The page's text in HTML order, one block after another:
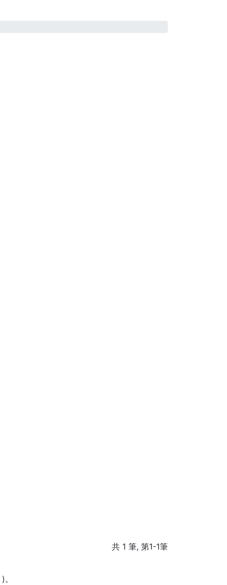
共 1 筆, 第1-1筆
)。